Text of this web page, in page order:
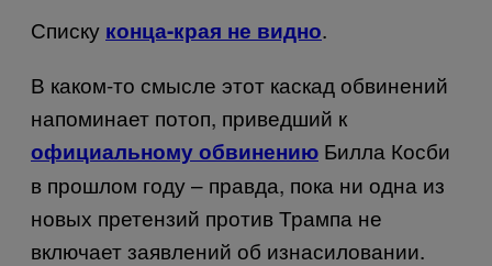
Списку конца-края не видно.
В каком-то смысле этот каскад обвинений
напоминает потоп, приведший к
официальному обвинению Билла Косби
в прошлом году – правда, пока ни одна из
новых претензий против Трампа не
включает заявлений об изнасиловании.